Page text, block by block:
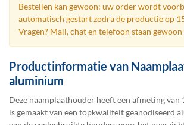
Bestellen kan gewoon: uw order wordt
automatisch gestart zodra de productie op
Vragen? Mail, chat en telefoon staan
Productinformatie van
aluminium
Deze naamplaathouder heeft een afmeting van
is gemaakt van een topkwaliteit geanodiseerd